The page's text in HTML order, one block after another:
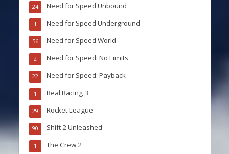
Need for Speed Unbound
24
Need for Speed Underground
1
Need for Speed World
56
Need for Speed: No Limits
2
Need for Speed: Payback
22
Real Racing 3
1
Rocket League
29
Shift 2 Unleashed
90
The Crew 2
1